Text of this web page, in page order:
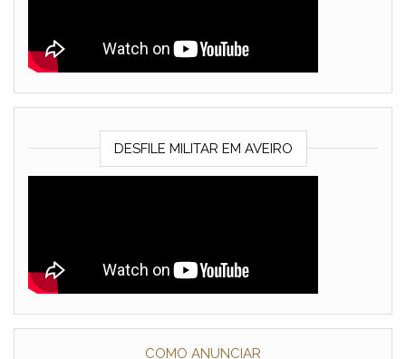
DESFILE MILITAR EM AVEIRO
COMO ANUNCIAR